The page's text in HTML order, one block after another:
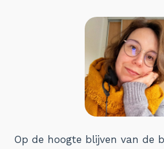
Op de hoogte blijven van de